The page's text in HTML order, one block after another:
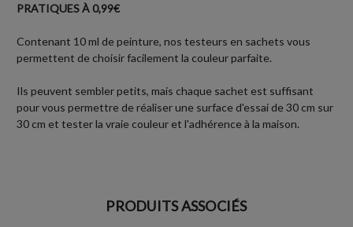
PRATIQUES À 0,99€
Contenant 10 ml de peinture, nos testeurs en sachets vous
permettent de choisir facilement la couleur parfaite.
Ils peuvent sembler petits, mais chaque sachet est suffisant
pour vous permettre de réaliser une surface d'essai de 30 cm sur
30 cm et tester la vraie couleur et l'adhérence à la maison.
PRODUITS ASSOCIÉS